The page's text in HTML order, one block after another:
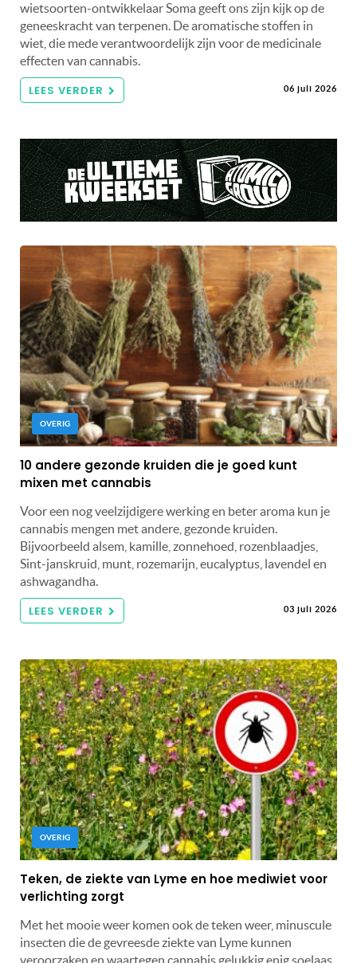
wietsoorten-ontwikkelaar Soma geeft ons zijn kijk op de
geneeskracht van terpenen. De aromatische stoffen in
wiet, die mede verantwoordelijk zijn voor de medicinale
effecten van cannabis.
LEES VERDER 06 juli 2026
OVERIG
10 andere gezonde kruiden die je goed kunt
mixen met cannabis
Voor een nog veelzijdigere werking en beter aroma kun je
cannabis mengen met andere, gezonde kruiden.
Bijvoorbeeld alsem, kamille, zonnehoed, rozenblaadjes,
Sint-janskruid, munt, rozemarijn, eucalyptus, lavendel en
ashwagandha.
LEES VERDER 03 juli 2026
OVERIG
Teken, de ziekte van Lyme en hoe mediwiet voor
verlichting zorgt
Met het mooie weer komen ook de teken weer, minuscule
insecten die de gevreesde ziekte van Lyme kunnen
veroorzaken en waartegen cannabis gelukkig enig soelaas